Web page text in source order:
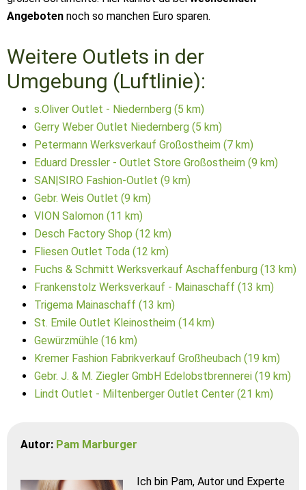
Angeboten noch so manchen Euro sparen.
Weitere Outlets in der
Umgebung (Luftlinie):
s.Oliver Outlet - Niedernberg (5 km)
Gerry Weber Outlet Niedernberg (5 km)
Petermann Werksverkauf Großostheim (7 km)
Eduard Dressler - Outlet Store Großostheim (9 km)
SAN‌|‌SIRO Fashion-Outlet (9 km)
Gebr. Weis Outlet (9 km)
VION Salomon (11 km)
Desch Factory Shop (12 km)
Fliesen Outlet Toda (12 km)
Fuchs & Schmitt Werksverkauf Aschaffenburg (13 km)
Frankenstolz Werksverkauf - Mainaschaff (13 km)
Trigema Mainaschaff (13 km)
St. Emile Outlet Kleinostheim (14 km)
Gewürzmühle (16 km)
Kremer Fashion Fabrikverkauf Großheubach (19 km)
Gebr. J. & M. Ziegler GmbH Edelobstbrennerei (19 km)
Lindt Outlet - Miltenberger Outlet Center (21 km)
Autor: Pam Marburger
Ich bin Pam, Autor und Experte